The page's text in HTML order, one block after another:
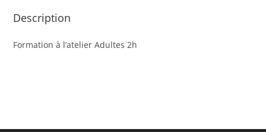
Description
Formation à l’atelier Adultes 2h